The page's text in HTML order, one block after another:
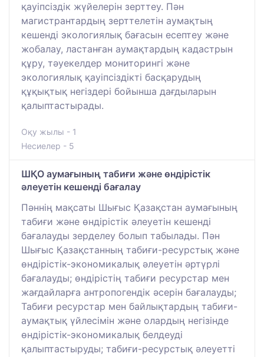
қауіпсіздік жүйелерін зерттеу. Пән
магистрантардың зерттелетін аумақтың
кешенді экологиялық бағасын есептеу және
жобалау, ластанған аумақтардың кадастрын
құру, тәуекелдер мониторингі және
экологиялық қауіпсіздікті басқарудың
құқықтық негіздері бойынша дағдыларын
қалыптастырады.
Оқу жылы - 1
Несиелер - 5
ШҚО аумағының табиғи және өндірістік
әлеуетін кешенді бағалау
Пәннің мақсаты Шығыс Қазақстан аумағының
табиғи және өндірістік әлеуетін кешенді
бағалауды зерделеу болып табылады. Пән
Шығыс Қазақстанның табиғи-ресурстық және
өндірістік-экономикалық әлеуетін әртүрлі
бағалауды; өндірістің табиғи ресурстар мен
жағдайларға антропогендік әсерін бағалауды;
Табиғи ресурстар мен байлықтардың табиғи-
аумақтық үйлесімін және олардың негізінде
өндірістік-экономикалық белдеуді
қалыптастыруды; табиғи-ресурстық әлеуетті